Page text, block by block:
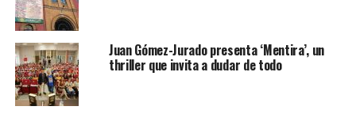
Juan Gómez-Jurado presenta ‘Mentira’, un
thriller que invita a dudar de todo